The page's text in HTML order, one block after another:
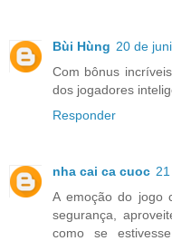
Bùi Hùng 20 de
Com bônus
dos jogadores
Responder
nha cai ca cuoc
A emoção do jogo
segurança,
como se